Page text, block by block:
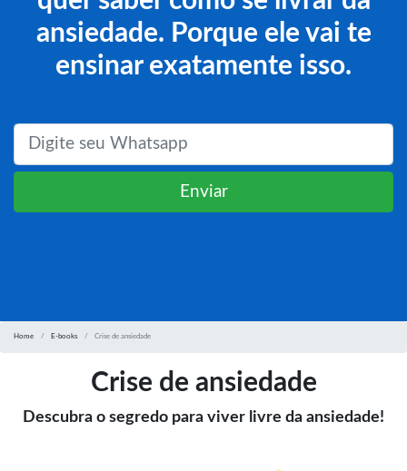
ansiedade. Porque ele vai te
ensinar exatamente isso.
Enviar
Home E-books Crise de ansiedade
Crise de ansiedade
Descubra o segredo para viver livre da ansiedade!